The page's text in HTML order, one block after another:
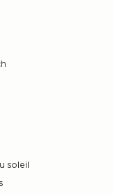
soleil